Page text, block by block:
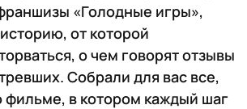
«Голодные игры»,
от которой
о чем говорят отзывы
Собрали для вас все,
фильме, в котором каждый шаг